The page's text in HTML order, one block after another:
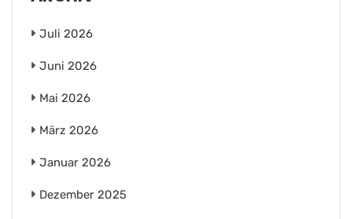
Juli 2026
Juni 2026
Mai 2026
März 2026
Januar 2026
Dezember 2025